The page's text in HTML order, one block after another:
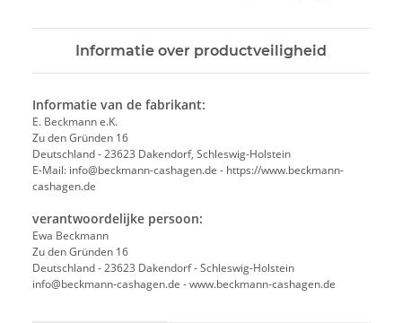
Informatie over productveiligheid
Informatie van de fabrikant:
E. Beckmann e.K.
Zu den Gründen 16
Deutschland - 23623 Dakendorf, Schleswig-Holstein
E-Mail: info@beckmann-cashagen.de - https://www.beckmann-
cashagen.de
verantwoordelijke persoon:
Ewa Beckmann
Zu den Gründen 16
Deutschland - 23623 Dakendorf - Schleswig-Holstein
info@beckmann-cashagen.de - www.beckmann-cashagen.de